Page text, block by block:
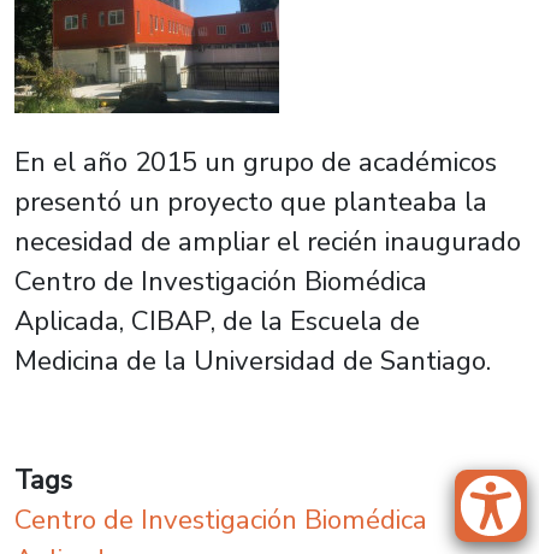
En el año 2015 un grupo de académicos
presentó un proyecto que planteaba la
necesidad de ampliar el recién inaugurado
Centro de Investigación Biomédica
Aplicada, CIBAP, de la Escuela de
Medicina de la Universidad de Santiago.
Tags
Centro de Investigación Biomédica